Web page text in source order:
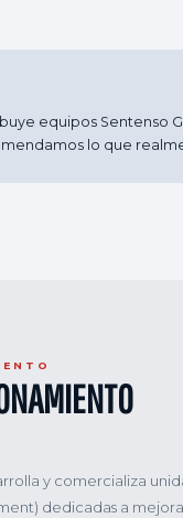
equipos Sentenso
lo que
y comercializa
dedicadas a